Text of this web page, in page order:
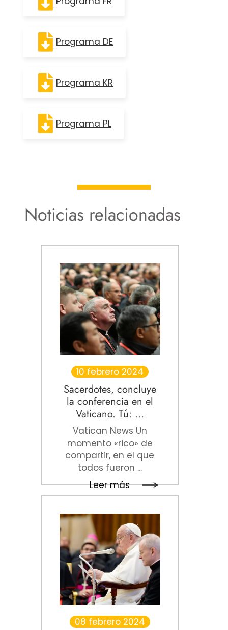
Programa DE
Programa KR
Programa PL
Noticias relacionadas
10 febrero 2024
Sacerdotes, concluye
la conferencia en el
Vaticano. Tú: ...
Vatican News Un
momento «rico» de
compartir, en el que
todos fueron ...
Leer más
08 febrero 2024